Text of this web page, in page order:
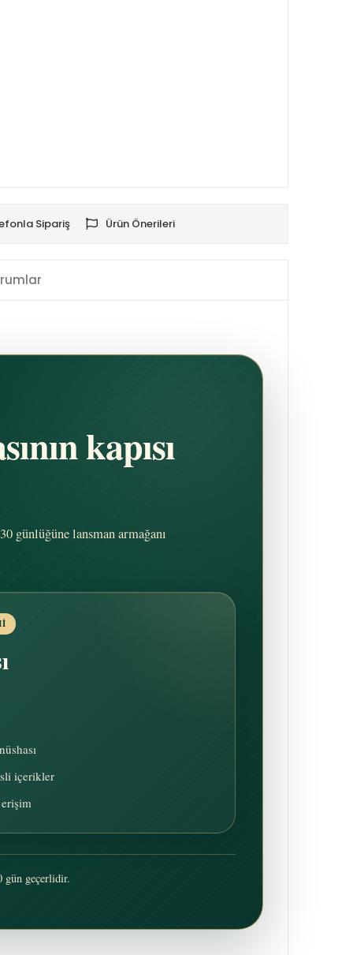
Sipariş Ürün Önerileri
kapısı
günlüğüne lansman armağanı
içerikler
gün geçerlidir.